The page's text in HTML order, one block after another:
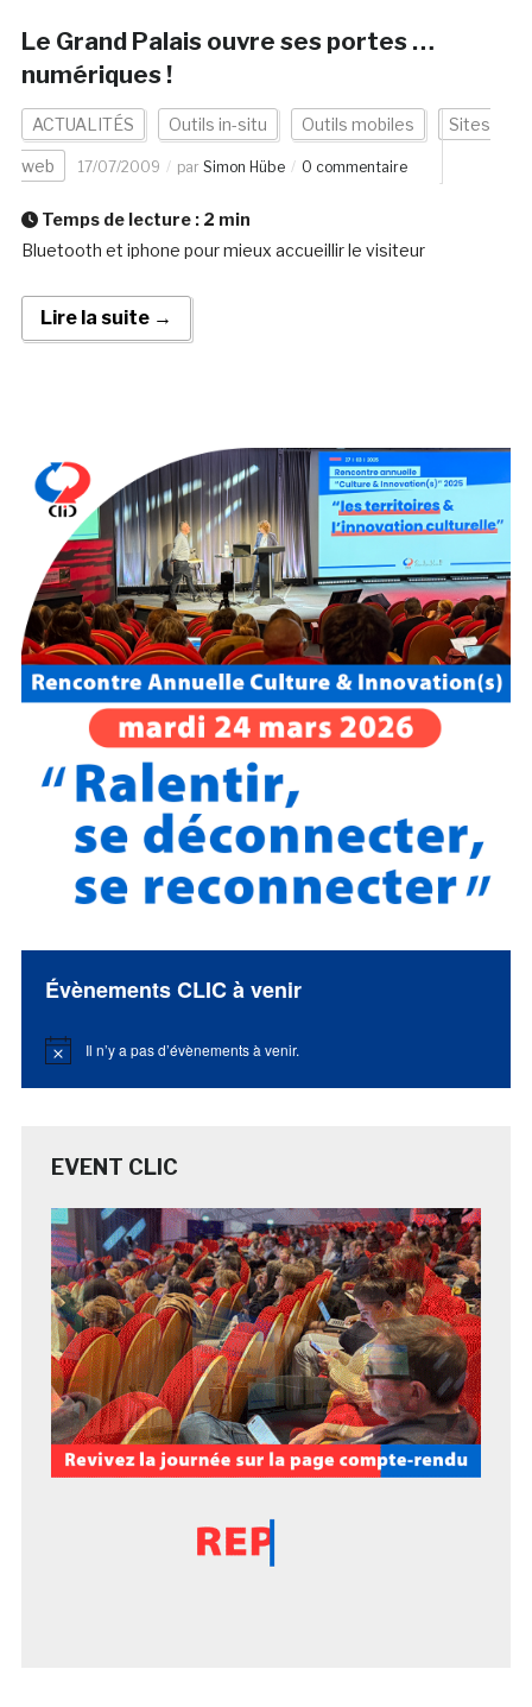
Le Grand Palais ouvre ses portes …
numériques !
ACTUALITÉS Outils in-situ Outils mobiles Sites
web 17/07/2009 par Simon Hübe 0 commentaire
Temps de lecture : 2 min
Bluetooth et iphone pour mieux accueillir le visiteur
Lire la suite →
Évènements CLIC à venir
Notice Il n’y a pas d’évènements à venir.
EVENT CLIC